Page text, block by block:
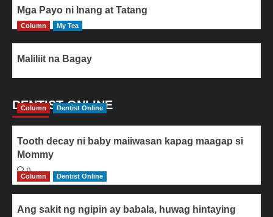
Mga Payo ni Inang at Tatang
Column My Tea
Maliliit na Bagay
DENTIST ONLINE
Column Dentist Online
Tooth decay ni baby maiiwasan kapag maagap si
Mommy
0
Column
Dentist Online
Ang sakit ng ngipin ay babala, huwag hintaying